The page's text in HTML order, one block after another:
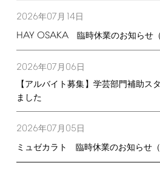
2026年07月 14日
HAY OSAKA臨時休業のお知らせ（
2026年07月 06日
【アルバイト募集】学芸部門補助
ました
2026年07月 05日
ミュゼカラト 臨時休業のお知らせ（